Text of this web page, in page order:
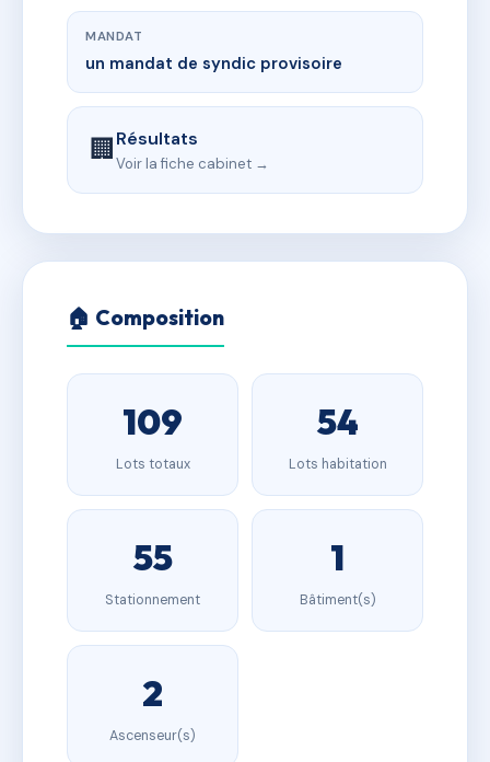
MANDAT
un mandat de syndic provisoire
🏢Résultats
Voir la fiche cabinet →
🏠 Composition
109
Lots totaux
54
Lots habitation
55
Stationnement
1
Bâtiment(s)
2
Ascenseur(s)